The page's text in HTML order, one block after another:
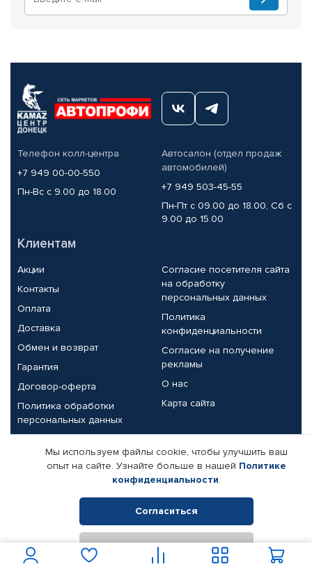
Телефон колл-центра
+7 949 00-00-550
Пн-Вс с 9.00 до 18.00
Автосалон (отдел продаж
автомобилей)
+7 949 503-45-55
Пн-Пт с 09.00 до 18.00, Сб с
9.00 до 15.00
Клиентам
Акции
Контакты
Оплата
Доставка
Обмен и возврат
Гарантия
Договор-оферта
Политика обработки
персональных данных
Согласие посетителя сайта
на обработку
персональных данных
Политика
конфиденциальности
Согласие на получение
рекламы
О нас
Карта сайта
Партнерам
Корпоративным клиентам
Поставщикам
Реквизиты компании
© КАМАЗ ЦЕНТР ДОНЕЦК, 2015-2026. Все права защищены.
Интернет-магазин автомобильных товаров Автопрофи.
Мы используем файлы cookie, чтобы улучшить ваш
опыт на сайте. Узнайте больше в нашей Политике
конфиденциальности.
Согласиться
Отклонить